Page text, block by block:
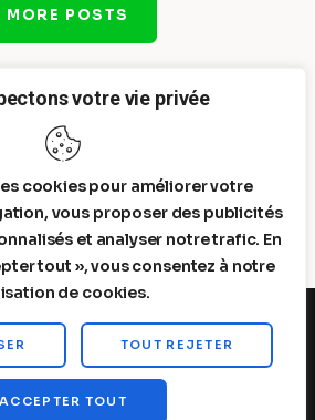
votre vie privée
cookies pour améliorer votre
vous proposer des publicités
et analyser notre trafic. En
tout », vous consentez à notre
de cookies.
TOUT REJETER
ACCEPTER TOUT
MORE POSTS
Steelldy© 2026. All Rights Reserved.